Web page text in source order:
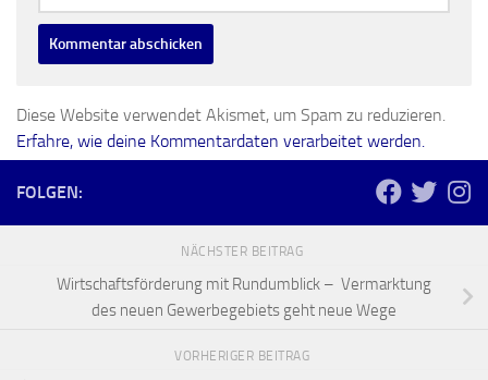
Diese Website verwendet Akismet, um Spam zu reduzieren.
Erfahre, wie deine Kommentardaten verarbeitet werden.
FOLGEN:
NÄCHSTER BEITRAG
Wirtschaftsförderung mit Rundumblick – Vermarktung
des neuen Gewerbegebiets geht neue Wege
VORHERIGER BEITRAG